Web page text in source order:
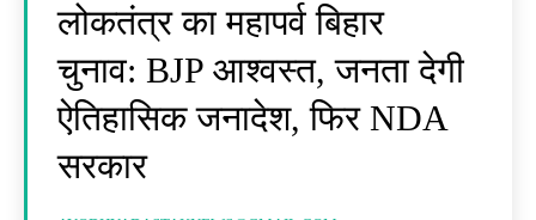
लोकतंत्र का महापर्व बिहार
चुनाव: BJP आश्वस्त, जनता देगी
ऐतिहासिक जनादेश, फिर NDA
सरकार